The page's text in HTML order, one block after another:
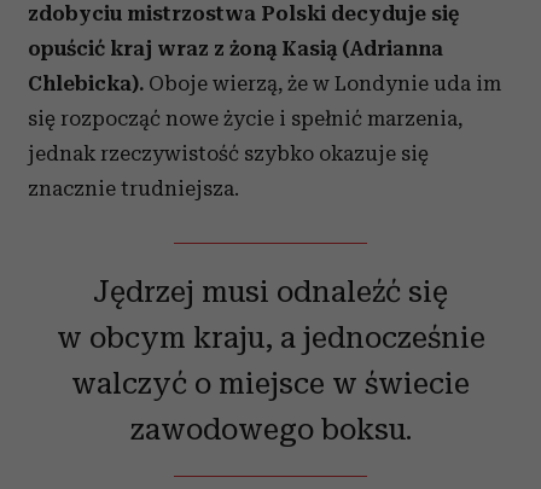
zdobyciu mistrzostwa Polski decyduje się
opuścić kraj wraz z żoną Kasią (Adrianna
Chlebicka). Oboje wierzą, że w Londynie uda im
się rozpocząć nowe życie i spełnić marzenia,
jednak rzeczywistość szybko okazuje się
znacznie trudniejsza.
Jędrzej musi odnaleźć się
w obcym kraju, a jednocześnie
walczyć o miejsce w świecie
zawodowego boksu.